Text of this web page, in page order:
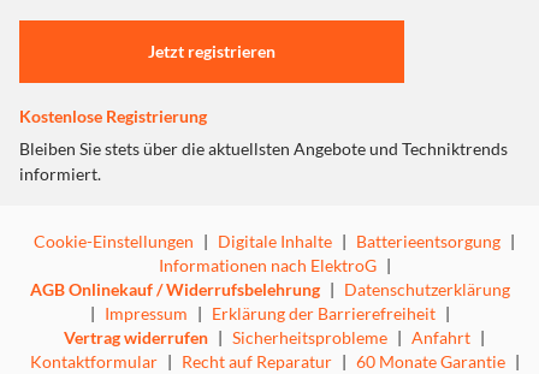
Zwischenböden komfortabel entnommen werden. So
entsteht VarioSpace – das praktische System für Extra-
Stauraum, damit selbst für größeres Gefriergut schnell
Transparente Gemüsefächer
Transparente Gemüsefächer bieten viel Platz für die
übersichtliche Einlagerung von Obst und Gemüse. Zudem
sind sie leicht zu reinigen.
Einstellungen anpassen
Jetzt registrieren
Kostenlose Registrierung
Bleiben Sie stets über die aktuellsten Angebote und Techniktrends
informiert.
Cookie-Einstellungen | Digitale Inhalte | Batterieentsorgung |
Informationen nach ElektroG |
AGB Onlinekauf / Widerrufsbelehrung | Datenschutzerklärung
| Impressum | Erklärung der Barrierefreiheit |
Vertrag widerrufen | Sicherheitsprobleme | Anfahrt |
Kontaktformular | Recht auf Reparatur | 60 Monate Garantie |